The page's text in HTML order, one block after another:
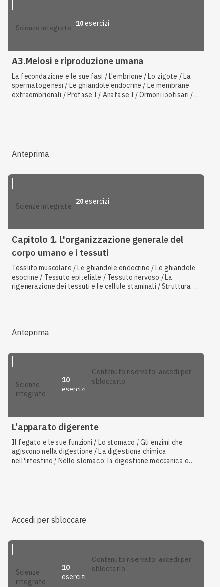
scienze integrate
10 esercizi
A3.Meiosi e riproduzione umana
La fecondazione e le sue fasi / L'embrione / Lo zigote / La
spermatogenesi / Le ghiandole endocrine / Le membrane
extraembrionali / Profase I / Anafase I / Ormoni ipofisari / Il
Anteprima
scienze integrate
20 esercizi
Capitolo 1. L'organizzazione generale del
corpo umano e i tessuti
Tessuto muscolare / Le ghiandole endocrine / Le ghiandole
esocrine / Tessuto epiteliale / Tessuto nervoso / La
rigenerazione dei tessuti e le cellule staminali / Struttura e
Anteprima
scienze
integrate
10
esercizi
contenuto riservato: accedi per
sbloccarlo.
L'apparato digerente
Il fegato e le sue funzioni / Lo stomaco / Gli enzimi che
agiscono nella digestione / La digestione chimica
nell'intestino / Nello stomaco: la digestione meccanica e
digestione dell'amido / Il metabolismo del glucosio
Accedi per sbloccare
scienze
integrate
10
esercizi
contenuto riservato: accedi per
sbloccarlo.